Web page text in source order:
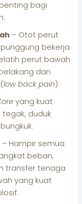
bagi
– Otot perut
bekerja
perut bawah
dan
low back pain).
yang kuat
duduk
– Hampir semua
beban,
transfer tenaga
yang kuat